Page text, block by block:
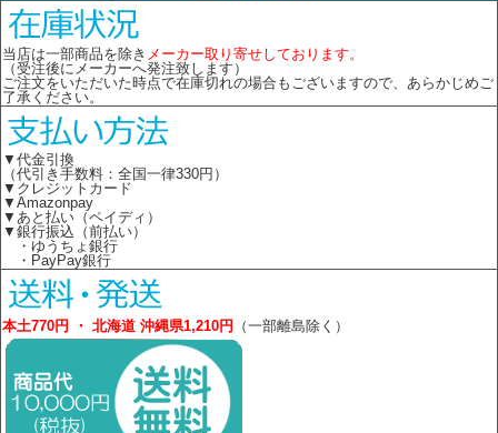
当店は一部商品を除き メーカー取り寄せしております。
（受注後にメーカーへ発注致します）
ご注文をいただいた時点で在庫切れの場合もございますので、あらかじめご
了承ください。
▼代金引換
（代引き手数料：全国一律330円）
▼クレジットカード
▼Amazonpay
▼あと払い（ペイディ）
▼銀行振込（前払い）
・ゆうちょ銀行
・PayPay銀行
本土770円 ・ 北海道 沖縄県1,210円 （一部離島除く）